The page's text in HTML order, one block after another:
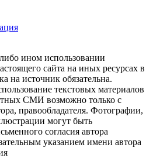
ином использовании
сайта на иных ресурсах в
на источник обязательна.
текстовых материалов
СМИ возможно только с
правообладателя. Фотографии,
могут быть
согласия автора
указанием имени автора